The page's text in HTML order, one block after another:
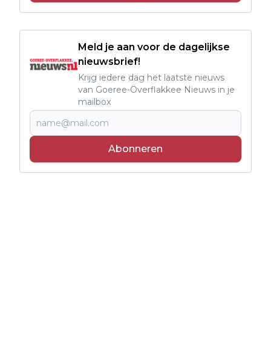
Meld je aan voor de dagelijkse
nieuwsbrief!
Krijg iedere dag het laatste nieuws
van Goeree-Overflakkee Nieuws in je
mailbox
Abonneren